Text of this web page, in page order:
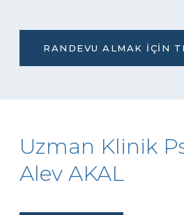
RANDEVU ALMAK İÇIN
Uzman Klinik
Alev AKAL